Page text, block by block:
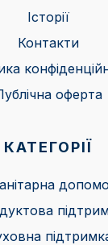
Історії
Контакти
оферта
КАТЕГОРІЇ